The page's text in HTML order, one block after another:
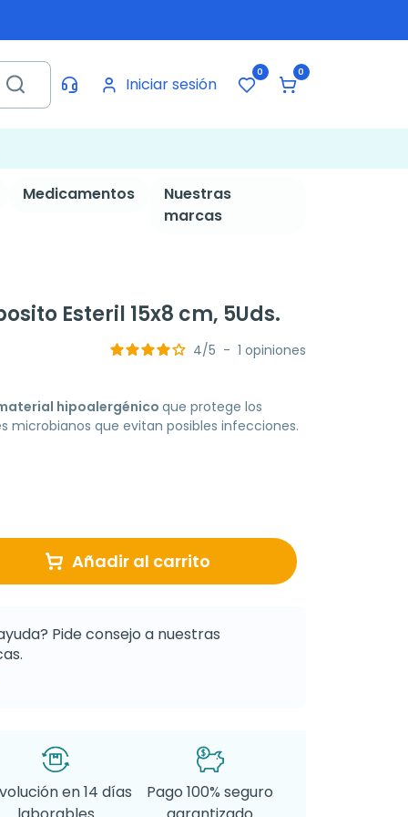
Iniciar sesión
0 0
Medicamentos
Nuestras
marcas
Esteril 15x8 cm, 5Uds.
4/5 - 1 opiniones
hipoalergénico que protege los
microbianos que evitan posibles infecciones.
Añadir al carrito
Pide consejo a nuestras
en 14 días
Pago 100% seguro